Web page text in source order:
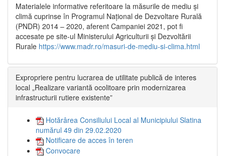
Materialele informative referitoare la măsurile de mediu și
climă cuprinse în Programul Național de Dezvoltare Rurală
(PNDR) 2014 – 2020, aferent Campaniei 2021, pot fi
accesate pe site-ul Ministerului Agriculturii și Dezvoltării
Rurale https://www.madr.ro/masuri-de-mediu-si-clima.html
Expropriere pentru lucrarea de utilitate publică de interes
local „Realizare variantă ocolitoare prin modernizarea
infrastructurii rutiere existente”
Hotărârea Consiliului Local al Municipiului Slatina
numărul 49 din 29.02.2020
Notificare de acces în teren
Convocare